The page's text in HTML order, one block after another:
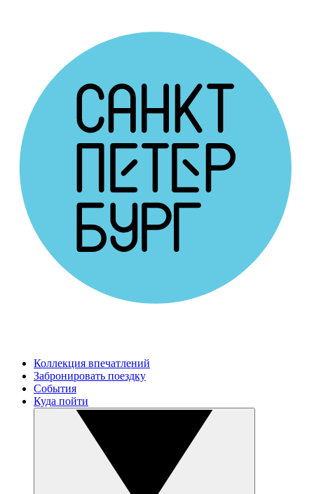
Коллекция впечатлений
Забронировать поездку
События
Куда пойти